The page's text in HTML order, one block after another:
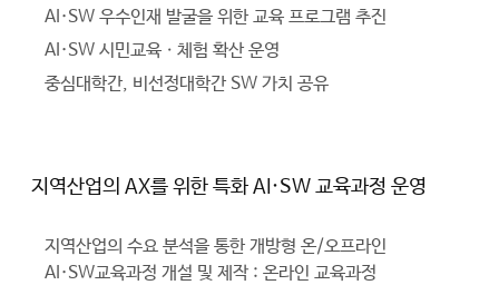
AI·SW 우수인재 발굴을 위한 교육 프로그램 추진
AI·SW 시민교육ㆍ체험 확산 운영
중심대학간, 비선정대학간 SW 가치 공유
지역산업의 AX를 위한 특화 AI·SW 교육과정 운영
지역산업의 수요 분석을 통한 개방형 온/오프라인
AI·SW교육과정 개설 및 제작 : 온라인 교육과정